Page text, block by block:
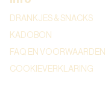
DRANKJES & SNACKS
KADOBON
FAQ EN VOORWAARDEN
COOKIEVERKLARING